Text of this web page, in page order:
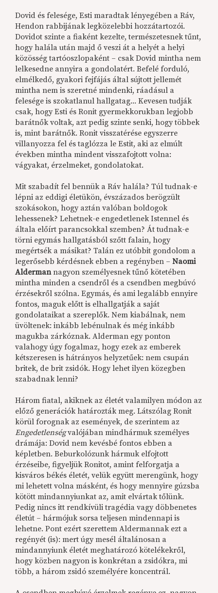
Dovid és felesége, Esti maradtak lényegében a Ráv,
Hendon rabbijának legközelebbi hozzátartozói.
Dovidot szinte a fiaként kezelte, természetesnek tűnt,
hogy halála után majd ő veszi át a helyét a helyi
közösség tartóoszlopaként – csak Dovid mintha nem
lelkesedne annyira a gondolatért. Befelé forduló,
elmélkedő, gyakori fejfájás által sújtott jellemét
mintha nem is szeretné mindenki, ráadásul a
felesége is szokatlanul hallgatag... Kevesen tudják
csak, hogy Esti és Ronit gyermekkorukban legjobb
barátnők voltak, azt pedig szinte senki, hogy többek
is, mint barátnők. Ronit visszatérése egyszerre
villanyozza fel és taglózza le Estit, aki az elmúlt
években mintha mindent visszafojtott volna:
vágyakat, érzelmeket, gondolatokat.
Mit szabadít fel bennük a Ráv halála? Túl tudnak-e
lépni az eddigi életükön, évszázados berögzült
szokásokon, hogy aztán valóban boldogok
lehessenek? Lehetnek-e engedetlenek Istennel és
általa előírt parancsokkal szemben? Át tudnak-e
törni egymás hallgatásból szőtt falain, hogy
megértsék a másikat? Talán ez utóbbit gondolom a
legerősebb kérdésnek ebben a regényben –Naomi
Aldermannagyon személyesnek tűnő kötetében
mintha minden a csendről és a csendben megbúvó
érzésekről szólna. Egymás, és ami legalább ennyire
fontos, maguk előtt is elhallgatják a saját
gondolataikat a szereplők. Nem kiabálnak, nem
üvöltenek: inkább lebénulnak és még inkább
magukba zárkóznak. Alderman egy ponton
valahogy úgy fogalmaz, hogy ezek az emberek
kétszeresen is hátrányos helyzetűek: nem csupán
britek, de brit zsidók. Hogy lehet ilyen közegben
szabadnak lenni?
Három fiatal, akiknek az életét valamilyen módon az
előző generációk határozták meg. Látszólag Ronit
körül forognak az események, de szerintem az
Engedetlenségvalójában mindhármuk személyes
drámája: Dovid nem kevésbé fontos ebben a
képletben. Beburkolózunk hármuk elfojtott
érzéseibe, figyeljük Ronitot, amint felforgatja a
kisváros békés életét, velük együtt merengünk, hogy
mi lehetett volna másként, és hogy mennyire gúzsba
kötött mindannyiunkat az, amit elvártak tőlünk.
Pedig nincs itt rendkívüli tragédia vagy döbbenetes
életút – hármójuk sorsa teljesen mindennapi is
lehetne. Pont ezért szerettem Aldermannak ezt a
regényét (is): mert úgy mesél általánosan a
mindannyiunk életét meghatározó kötelékekről,
hogy közben nagyon is konkrétan a zsidókra, mi
több, a három zsidó személyére koncentrál.